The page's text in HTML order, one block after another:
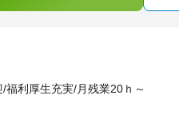
福利厚生充実/月残業20ｈ～